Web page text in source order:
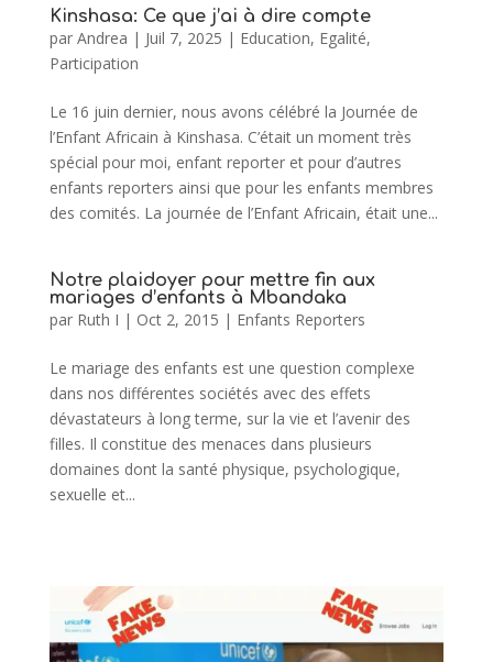
Kinshasa: Ce que j’ai à dire compte
par Andrea | Juil 7, 2025 | Education, Egalité,
Participation
Le 16 juin dernier, nous avons célébré la Journée de
l’Enfant Africain à Kinshasa. C’était un moment très
spécial pour moi, enfant reporter et pour d’autres
enfants reporters ainsi que pour les enfants membres
des comités. La journée de l’Enfant Africain, était une...
Notre plaidoyer pour mettre fin aux
mariages d’enfants à Mbandaka
par Ruth I | Oct 2, 2015 | Enfants Reporters
Le mariage des enfants est une question complexe
dans nos différentes sociétés avec des effets
dévastateurs à long terme, sur la vie et l’avenir des
filles. Il constitue des menaces dans plusieurs
domaines dont la santé physique, psychologique,
sexuelle et...